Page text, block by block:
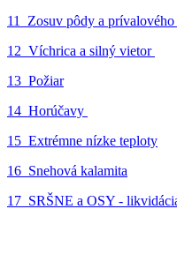
11_Zosuv pôdy a prívalového
12_Víchrica a silný vietor
13_Požiar
14_Horúčavy
15_Extrémne nízke teploty
16_Snehová kalamita
17_SRŠNE a OSY -